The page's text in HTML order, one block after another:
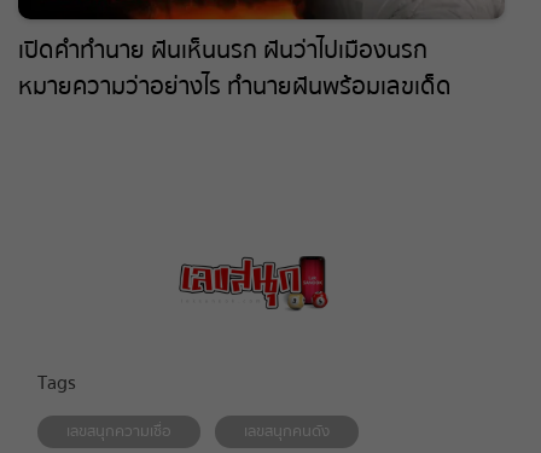
เปิดคำทำนาย ฝันเห็นนรก ฝันว่าไปเมืองนรก
หมายความว่าอย่างไร ทำนายฝันพร้อมเลขเด็ด
Tags
เลขสนุกความเชื่อ เลขสนุกคนดัง